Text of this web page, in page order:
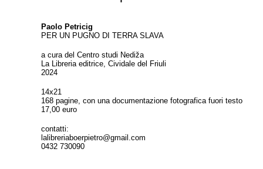
Paolo Petricig
PER UN PUGNO DI TERRA SLAVA
a cura del Centro studi Nediža
La Libreria editrice, Cividale del Friuli
2024
14x21
168 pagine, con una documentazione fotografica fuori testo
17,00 euro
contatti:
lalibreriaboerpietro@gmail.com
0432 730090